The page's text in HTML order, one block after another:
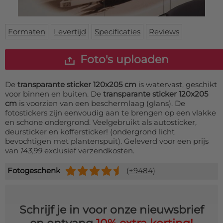
Vloermat
Skateboard deck
Inloggen
WhatsApp
Formaten Levertijd Specificaties Reviews
Foto's uploaden
De transparante sticker 120x205 cm is watervast, geschikt
voor binnen en buiten. De transparante sticker 120x205
cm is voorzien van een beschermlaag (glans). De
fotostickers zijn eenvoudig aan te brengen op een vlakke
en schone ondergrond. Veelgebruikt als autosticker,
deursticker en koffersticker! (ondergrond licht
bevochtigen met plantenspuit). Geleverd voor een prijs
van 143,99 exclusief verzendkosten.
Fotogeschenk (+9484)
Schrijf je in voor onze nieuwsbrief